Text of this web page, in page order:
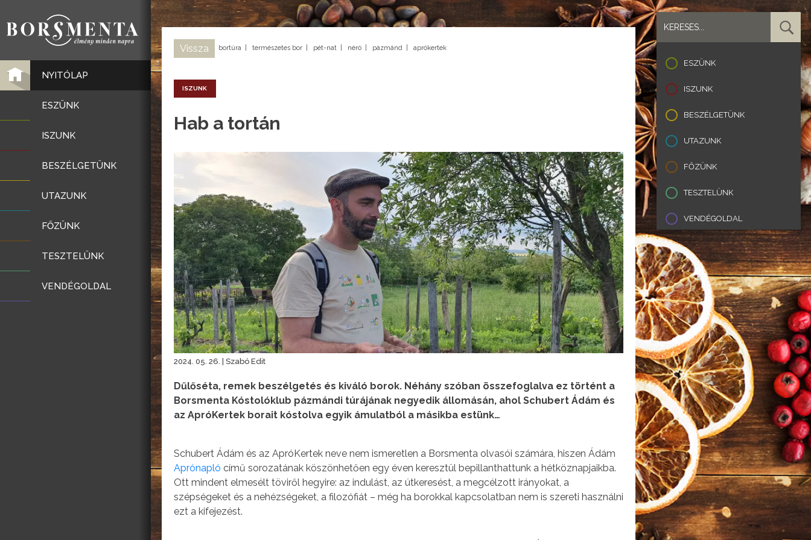
NYITÓLAP
ESZÜNK
ISZUNK
BESZÉLGETÜNK
UTAZUNK
FŐZÜNK
TESZTELÜNK
VENDÉGOLDAL
Vissza bortúra természetes bor pét-nat néró pázmánd aprókertek
ISZUNK
Hab a tortán
2024. 05. 26. | Szabó Edit
Dűlőséta, remek beszélgetés és kiváló borok. Néhány szóban összefoglalva ez történt a
Borsmenta Kóstolóklub pázmándi túrájának negyedik állomásán, ahol Schubert Ádám és
az ApróKertek borait kóstolva egyik ámulatból a másikba estünk…
Schubert Ádám és az ApróKertek neve nem ismeretlen a Borsmenta olvasói számára, hiszen Ádám
Aprónapló című sorozatának köszönhetően egy éven keresztül bepillanthattunk a hétköznapjaikba.
Ott mindent elmesélt töviről hegyire: az indulást, az útkeresést, a megcélzott irányokat, a
szépségeket és a nehézségeket, a filozófiát – még ha borokkal kapcsolatban nem is szereti használni
ezt a kifejezést.
ESZÜNK
ISZUNK
BESZÉLGETÜNK
UTAZUNK
FŐZÜNK
TESZTELÜNK
VENDÉGOLDAL